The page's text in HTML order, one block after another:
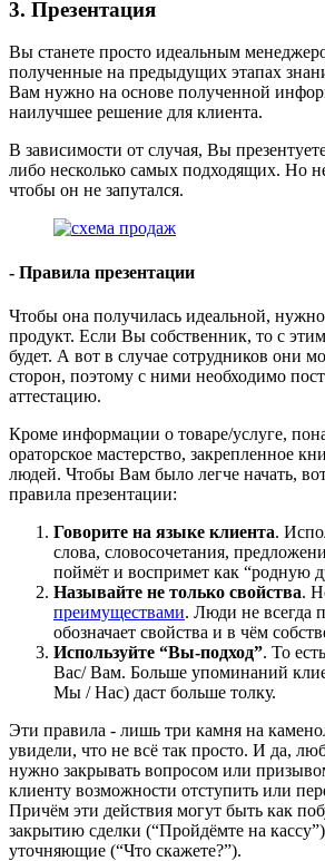
3. Презентация
Вы станете просто идеальным
полученные на предыдущих этапах
Вам нужно на основе полученной
наилучшее решение для клиента.
В зависимости от случая, Вы
либо несколько самых подходящих. Но
чтобы он не запутался.
- Правила презентации
Чтобы она получилась идеальной,
продукт. Если Вы собственник, то с
будет. А вот в случае сотрудников они
сторон, поэтому с ними необходимо
аттестацию.
Кроме информации о товаре/услуге,
ораторское мастерство, закрепленное
людей. Чтобы Вам было легче начать,
правила презентации:
Говорите на языке клиента.
слова, словосочетания,
поймёт и воспримет как “родную
Называйте не только свойства.
преимуществами. Люди не всегда
обозначает свойства и в чём
Используйте “Вы-подход”. То
Вас/ Вам. Больше упоминаний
Мы / Нас) даст больше толку.
Эти правила - лишь три камня на
увидели, что не всё так просто. И да,
нужно закрывать вопросом или
клиенту возможности отступить или
Причём эти действия могут быть как
закрытию сделки (“Пройдёмте на
уточняющие (“Что скажете?”).